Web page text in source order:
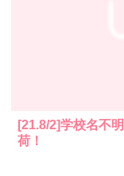
[21.8/2]学校名不
荷！